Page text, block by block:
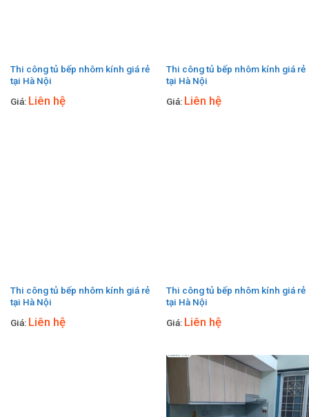
Thi công tủ bếp nhôm kính giá rẻ
tại Hà Nội
Giá: Liên hệ
Thi công tủ bếp nhôm kính giá rẻ
tại Hà Nội
Giá: Liên hệ
Thi công tủ bếp nhôm kính giá rẻ
tại Hà Nội
Giá: Liên hệ
Thi công tủ bếp nhôm kính giá rẻ
tại Hà Nội
Giá: Liên hệ